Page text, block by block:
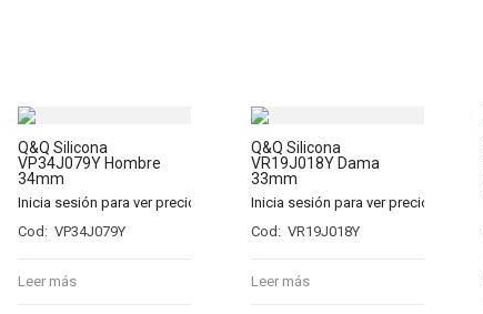
Q&Q Silicona
VP34J079Y Hombre
34mm
Inicia sesión para ver precios
Cod: VP34J079Y
Leer más
Q&Q Silicona
VR19J018Y Dama
33mm
Inicia sesión para ver precios
Cod: VR19J018Y
Leer más